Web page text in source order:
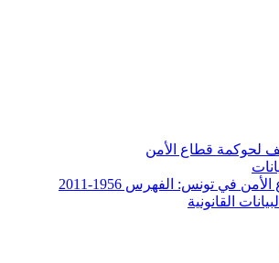
لحوكمة قطاع الأمن
في تونس: الفهرس 1956-2011
القانونية